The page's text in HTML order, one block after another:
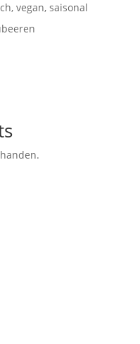
vegan, saisonal